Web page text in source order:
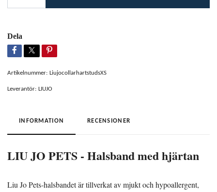
Dela
Artikelnummer: LiujocollarhartstudsXS
Leverantör: LIUJO
INFORMATION RECENSIONER
LIU JO PETS - Halsband med hjärtan
Liu Jo Pets-halsbandet är tillverkat av mjukt och hypoallergent,